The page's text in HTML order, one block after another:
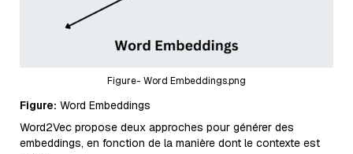
Figure- Word Embeddings.png
Figure: Word Embeddings
Word2Vec propose deux approches pour générer des
embeddings, en fonction de la manière dont le contexte est